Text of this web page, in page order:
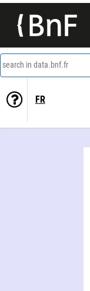
search in data.bnf.fr
FR